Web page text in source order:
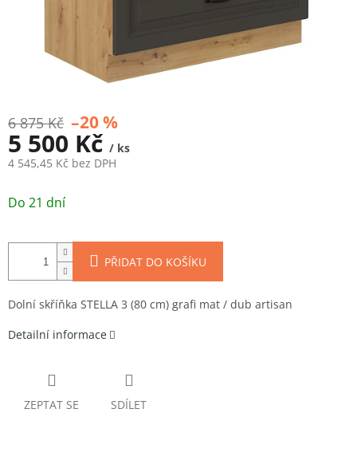
6 875 Kč –20 %
5 500 Kč / ks
4 545,45 Kč bez DPH
cena:
Do 21 dní
PŘIDAT DO KOŠÍKU
Dolní skříňka STELLA 3 (80 cm) grafi mat / dub artisan
Detailní informace
ZEPTAT SE SDÍLET